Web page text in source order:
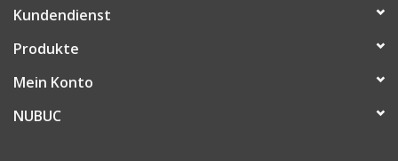
Kundendienst
Produkte
Mein Konto
NUBUC